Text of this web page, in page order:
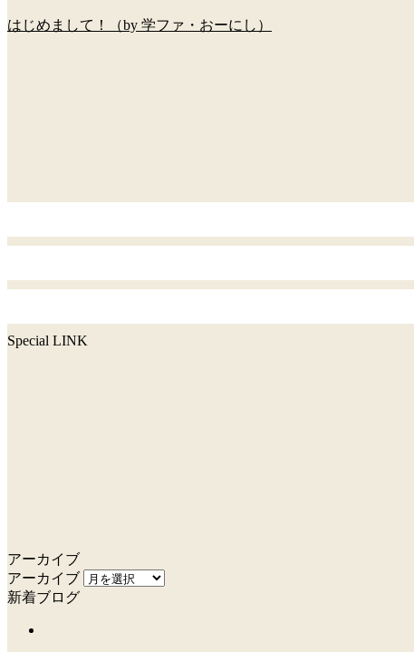
はじめまして！（by 学ファ・おーにし）
Special LINK
アーカイブ
アーカイブ
新着ブログ